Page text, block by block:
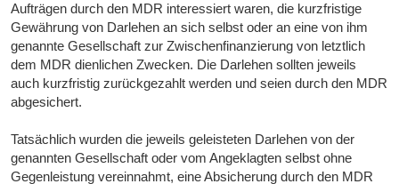
Aufträgen durch den MDR interessiert waren, die kurzfristige
Gewährung von Darlehen an sich selbst oder an eine von ihm
genannte Gesellschaft zur Zwischenfinanzierung von letztlich
dem MDR dienlichen Zwecken. Die Darlehen sollten jeweils
auch kurzfristig zurückgezahlt werden und seien durch den MDR
abgesichert.
Tatsächlich wurden die jeweils geleisteten Darlehen von der
genannten Gesellschaft oder vom Angeklagten selbst ohne
Gegenleistung vereinnahmt, eine Absicherung durch den MDR